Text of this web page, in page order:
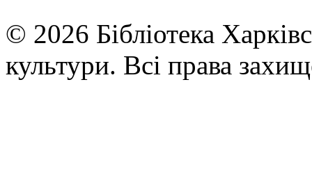
© 2026 Бібліотека
культури. Всі права